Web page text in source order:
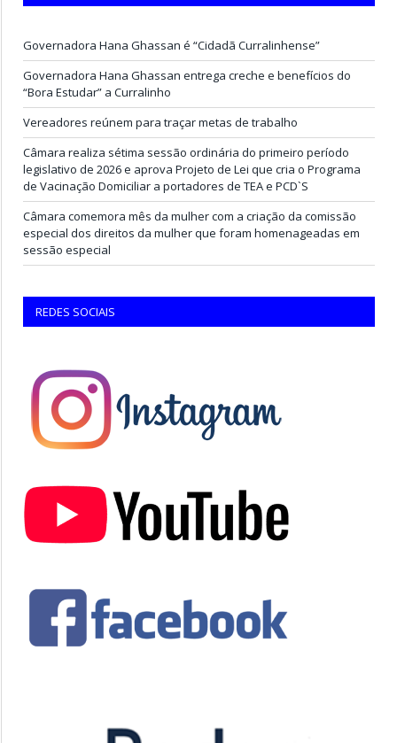
Governadora Hana Ghassan é “Cidadã Curralinhense”
Governadora Hana Ghassan entrega creche e benefícios do
“Bora Estudar” a Curralinho
Vereadores reúnem para traçar metas de trabalho
Câmara realiza sétima sessão ordinária do primeiro período
legislativo de 2026 e aprova Projeto de Lei que cria o Programa
de Vacinação Domiciliar a portadores de TEA e PCD`S
Câmara comemora mês da mulher com a criação da comissão
especial dos direitos da mulher que foram homenageadas em
sessão especial
REDES SOCIAIS